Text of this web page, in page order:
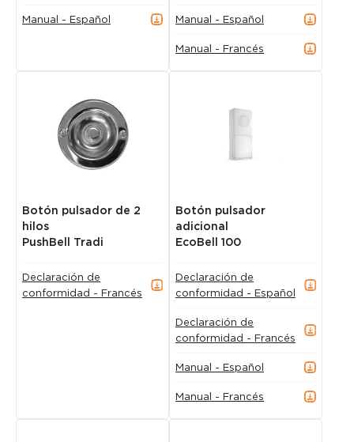
Manual - Español Manual - Español
Manual - Francés
Botón pulsador de 2
hilos
PushBell Tradi
Declaración de
conformidad - Francés
Botón pulsador
adicional
EcoBell 100
Declaración de
conformidad - Español
Declaración de
conformidad - Francés
Manual - Español
Manual - Francés